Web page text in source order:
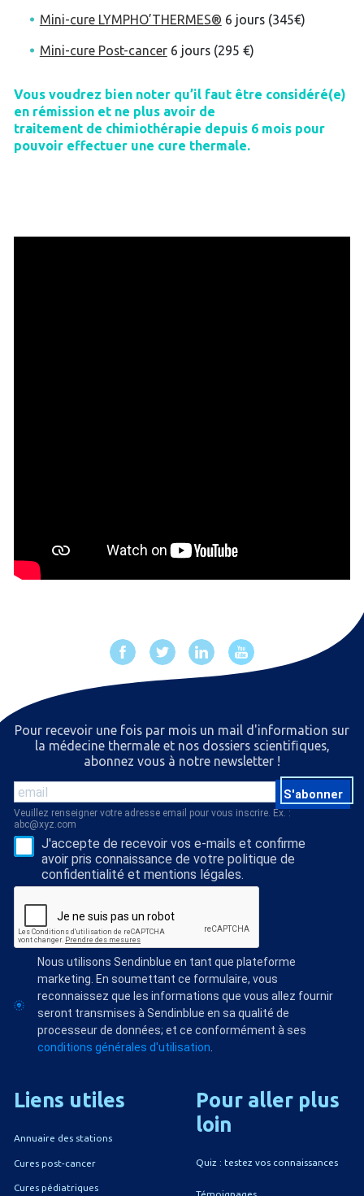
Mini-cure LYMPHO’THERMES® 6 jours (345€)
Mini-cure Post-cancer6 jours (295 €)
Vous voudrez bien noter qu’il faut être considéré(e)
en rémission et ne plus avoir de
traitement de chimiothérapie depuis 6 mois pour
pouvoir effectuer une cure thermale.
Pour recevoir une fois par mois un mail d'information sur
la médecine thermale et nos dossiers scientiﬁques,
abonnez vous à notre newsletter !
S'abonner
Veuillez renseigner votre adresse email pour vous inscrire. Ex. :
abc@xyz.com
J'accepte de recevoir vos e-mails et confirme
avoir pris connaissance de votre politique de
confidentialité et mentions légales.
Nous utilisons Sendinblue en tant que plateforme
marketing. En soumettant ce formulaire, vous
reconnaissez que les informations que vous allez fournir
seront transmises à Sendinblue en sa qualité de
processeur de données; et ce conformément à ses
conditions générales d'utilisation.
Liens utiles
Annuaire des stations
Cures post-cancer
Cures pédiatriques
Pour aller plus
loin
Quiz : testez vos connaissances